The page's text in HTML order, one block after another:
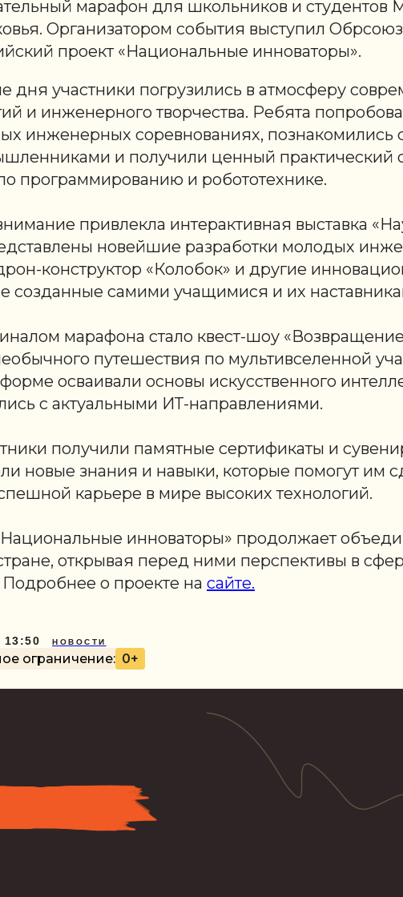
марафон для школьников и студентов
Организатором события выступил
проект «Национальные инноваторы».
дня участники погрузились в атмосферу
и инженерного творчества. Ребята
инженерных соревнованиях, познакомились
и получили ценный практический
программированию и робототехнике.
привлекла интерактивная выставка
новейшие разработки молодых
конструктор «Колобок» и другие
созданные самими учащимися и их
марафона стало квест-шоу «Возвращение
путешествия по мультивселенной
осваивали основы искусственного
с актуальными ИТ-направлениями.
получили памятные сертификаты и
новые знания и навыки, которые помогут им
карьере в мире высоких технологий.
инноваторы» продолжает
открывая перед ними перспективы в
Подробнее о проекте на сайте.
13:50 НОВОСТИ
ограничение: 0+